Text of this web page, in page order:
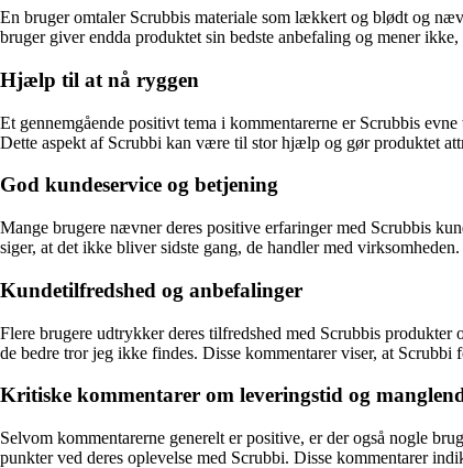
En bruger omtaler Scrubbis materiale som lækkert og blødt og
bruger giver endda produktet sin bedste anbefaling og mener
Hjælp til at nå ryggen
Et gennemgående positivt tema i kommentarerne er Scrubbis
Dette aspekt af Scrubbi kan være til stor hjælp og gør produktet
God kundeservice og betjening
Mange brugere nævner deres positive erfaringer med Scrubbis
siger, at det ikke bliver sidste gang, de handler med
Kundetilfredshed og anbefalinger
Flere brugere udtrykker deres tilfredshed med Scrubbis
de bedre tror jeg ikke findes. Disse kommentarer viser, at
Kritiske kommentarer om leveringstid og
Selvom kommentarerne generelt er positive, er der også nogle
punkter ved deres oplevelse med Scrubbi. Disse kommentarer